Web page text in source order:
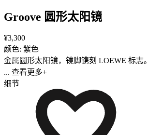
Groove 圆形太阳镜
¥3,300
颜色: 紫色
金属圆形太阳镜，镜脚镌刻 LOEWE 标志。
... 查看更多+
细节